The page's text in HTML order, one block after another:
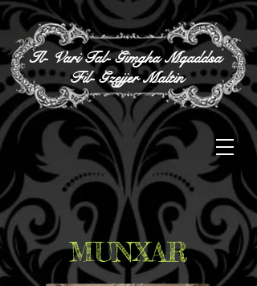
Il- Vari Tal- Gimgha Mqaddsa
Fil- Gzejjer Maltin
MUNXAR